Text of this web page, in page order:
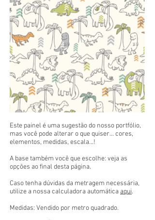
Este painel é uma sugestão do nosso portfólio,
mas você pode alterar o que quiser... cores,
elementos, medidas, escala...!
A base também você que escolhe: veja as
opções ao final desta página.
Caso tenha dúvidas da metragem necessária,
utilize a nossa calculadora automática aqui.
Medidas: Vendido por metro quadrado.